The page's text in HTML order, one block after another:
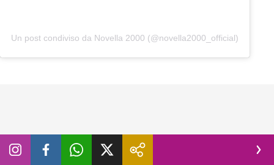
Un post condiviso da Novella 2000 (@novella2000_official)